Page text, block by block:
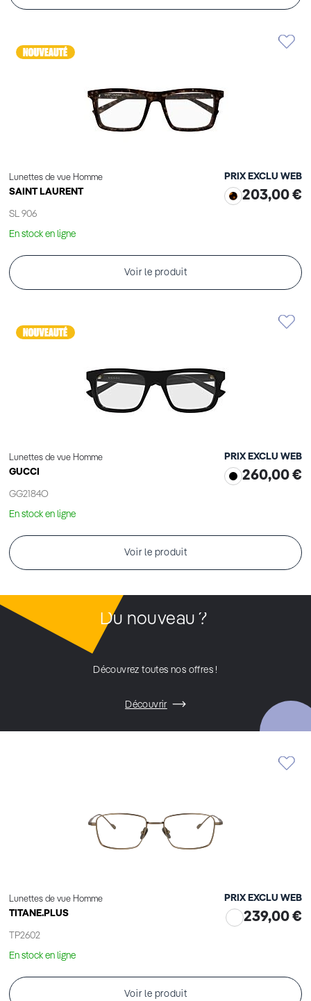
Lunettes de vue Homme
SAINT LAURENT
SL 906
PRIX EXCLU WEB
203,00 €
En stock en ligne
Voir le produit
Lunettes de vue Homme
GUCCI
GG2184O
PRIX EXCLU WEB
260,00 €
En stock en ligne
Voir le produit
Du nouveau ?
Découvrez toutes nos offres !
Découvrir
Lunettes de vue Homme
TITANE.PLUS
TP2602
PRIX EXCLU WEB
239,00 €
En stock en ligne
Voir le produit